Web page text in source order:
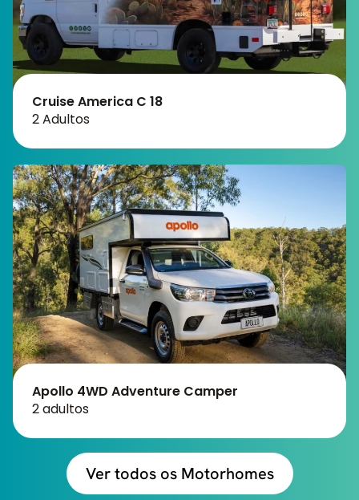
Cruise America C 18
2 Adultos
Apollo 4WD Adventure Camper
2 adultos
Ver todos os Motorhomes